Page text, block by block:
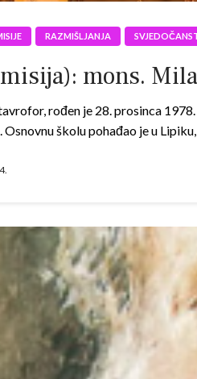
RAZMIŠLJANJA
mons.
rođen je 28. prosinca
školu pohađao je u